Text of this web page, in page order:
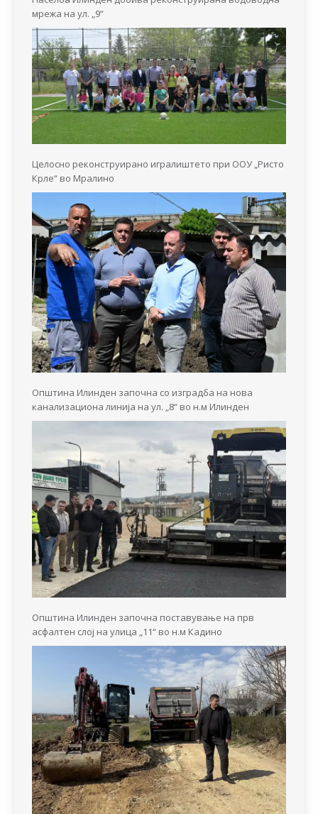
мрежа на ул. „9“
Целосно реконструирано игралиштето при ООУ „Ристо
Крле“ во Мралино
Општина Илинден започна со изградба на нова
канализациона линија на ул. „8“ во н.м Илинден
Општина Илинден започна поставување на прв
асфалтен слој на улица „11“ во н.м Кадино